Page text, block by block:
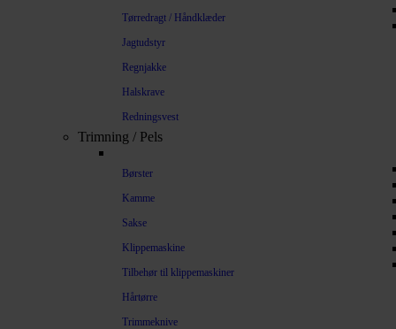
Tørredragt / Håndklæder
Jagtudstyr
Regnjakke
Halskrave
Redningsvest
Trimning / Pels
Børster
Kamme
Sakse
Klippemaskine
Tilbehør til klippemaskiner
Hårtørre
Trimmeknive